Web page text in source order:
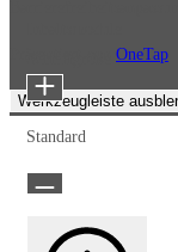
OneTap
Werkzeugleiste
Standard